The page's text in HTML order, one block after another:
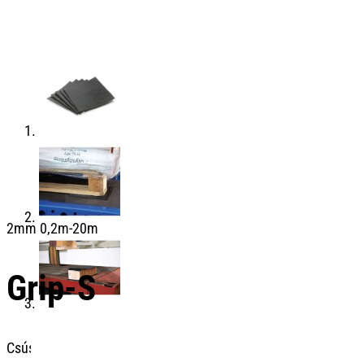
2mm 0,2m-20m
Grip-S
Csúszásgátló szőnyeg